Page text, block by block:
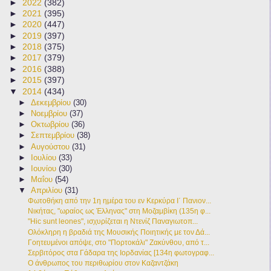
► 2022 (382)
► 2021 (395)
► 2020 (447)
► 2019 (397)
► 2018 (375)
► 2017 (379)
► 2016 (388)
► 2015 (397)
▼ 2014 (434)
►Δεκεμβρίου(30)
►
Νοεμβρίου(37)
►Οκτωβρίου(36)
►Σεπτεμβρίου(38)
►Αυγούστου(31)
► Ιουλίου(33)
►
Ιουνίου(30)
►
Μαΐου(54)
▼Απριλίου(31)
Φωτοθήκη από την 1η ημέρα του εν Κερκύρα Ι΄ Πανιον...
Νικήτας, "ωραίος ως Έλληνας" στη Μοζαμβίκη (135η φ...
"Hic sunt leones", ισχυρίζεται η Ντενίζ Παναγιωτοπ...
Ολόκληρη η βραδιά της Μουσικής Ποιητικής με τον Δά...
Γοητευμένοι απόψε, στο "Πορτοκάλι" Ζακύνθου, από τ...
Σερβιτόρος στα Γάδαρα της Ιορδανίας [134η φωτογραφ...
Ο άνθρωπος του περιθωρίου στον Καζαντζάκη